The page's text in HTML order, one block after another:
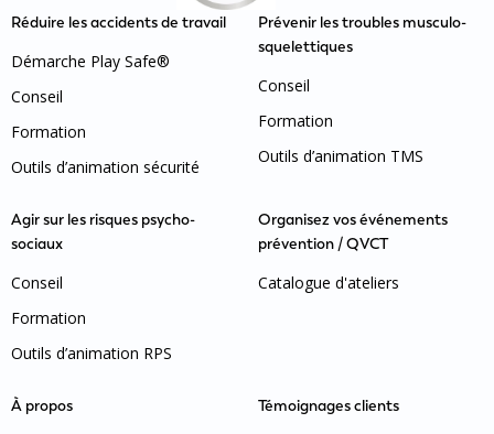
Réduire les accidents de travail
Démarche Play Safe®
Conseil
Formation
Outils d’animation sécurité
Prévenir les troubles musculo-
squelettiques
Conseil
Formation
Outils d’animation TMS
Agir sur les risques psycho-
sociaux
Conseil
Formation
Outils d’animation RPS
Organisez vos événements
prévention / QVCT
Catalogue d'ateliers
À propos Témoignages clients